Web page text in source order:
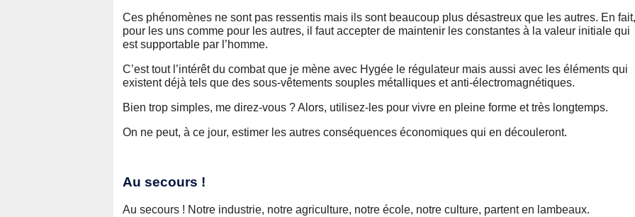
Ces phénomènes ne sont pas ressentis mais ils sont beaucoup plus désastreux que les autres. En fait,
pour les uns comme pour les autres, il faut accepter de maintenir les constantes à la valeur initiale qui
est supportable par l’homme.
C’est tout l’intérêt du combat que je mène avec Hygée le régulateur mais aussi avec les éléments qui
existent déjà tels que des sous-vêtements souples métalliques et anti-électromagnétiques.
Bien trop simples, me direz-vous ? Alors, utilisez-les pour vivre en pleine forme et très longtemps.
On ne peut, à ce jour, estimer les autres conséquences économiques qui en découleront.
Au secours !
Au secours ! Notre industrie, notre agriculture, notre école, notre culture, partent en lambeaux.